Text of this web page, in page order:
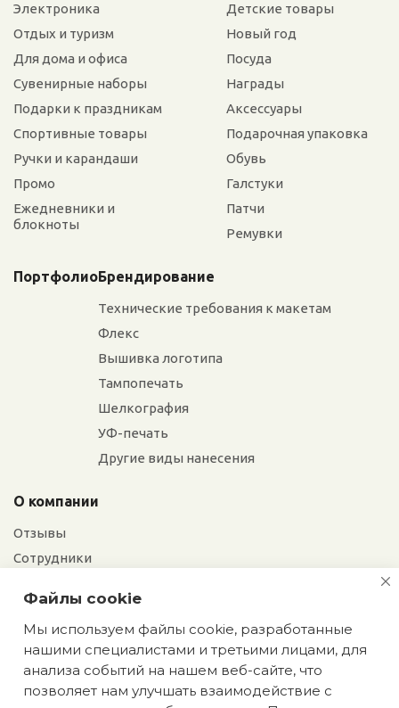
Электроника
Отдых и туризм
Для дома и офиса
Сувенирные наборы
Подарки к праздникам
Спортивные товары
Ручки и карандаши
Промо
Ежедневники и
блокноты
Детские товары
Новый год
Посуда
Награды
Аксессуары
Подарочная упаковка
Обувь
Галстуки
Патчи
Ремувки
ПортфолиоБрендирование
Технические требования к макетам
Флекс
Вышивка логотипа
Тампопечать
Шелкография
УФ-печать
Другие виды нанесения
О компании
Отзывы
Сотрудники
Вакансии
Файлы cookie
Мы используем файлы cookie, разработанные
нашими специалистами и третьими лицами, для
анализа событий на нашем веб-сайте, что
позволяет нам улучшать взаимодействие с